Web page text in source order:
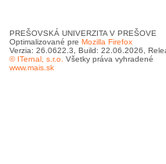
PREŠOVSKÁ UNIVERZITA V PREŠOVE
Optimalizované pre Mozilla Firefox
Verzia: 26.0622.3, Build: 22.06.2026,
© ITernal, s.r.o. Všetky práva vyhradené
www.mais.sk